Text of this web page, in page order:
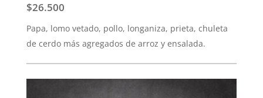
$26.500
Papa, lomo vetado, pollo, longaniza, prieta, chuleta
de cerdo más agregados de arroz y ensalada.